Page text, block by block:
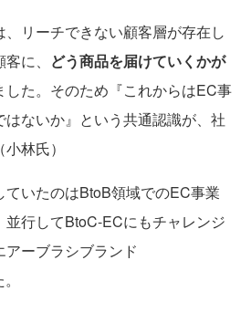
、リーチできない顧客層が存在し
に、 どう商品を届けていくかが
した。そのため『これからはEC事
ないか』という共通認識が、社
林氏）
いたのはBtoB領域でのEC事業
行してBtoC-ECにもチャレンジ
アーブラシブランド